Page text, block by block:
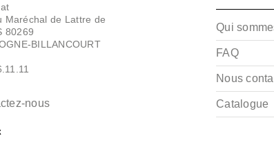
Maréchal de Lattre de
80269
BILLANCOURT
nous
Qui
FAQ
Nous
Catalogue